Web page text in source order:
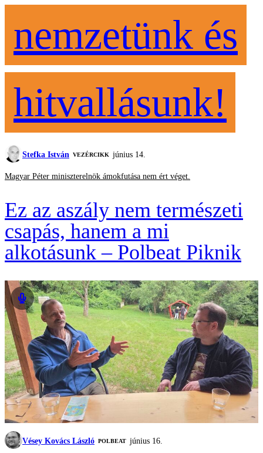
nemzetünk és
hitvallásunk!
Stefka István VEZÉRCIKK június 14.
Magyar Péter miniszterelnök ámokfutása nem ért véget.
Ez az aszály nem természeti
csapás, hanem a mi
alkotásunk – Polbeat Piknik
Vésey Kovács László ‎POLBEAT június 16.